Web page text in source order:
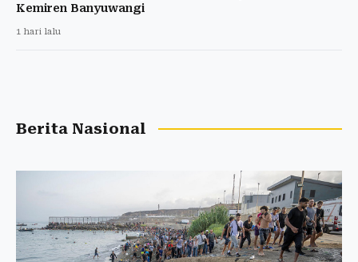
Kemiren Banyuwangi
1 hari lalu
Berita Nasional